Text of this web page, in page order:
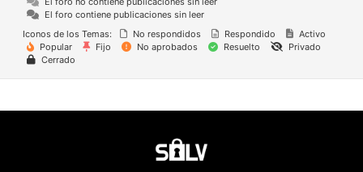
El foro contiene publicaciones sin leer
Iconos de los Temas:
No respondidos Respondido
Activo
Popular
Fijo No aprobados Resuelto
Privado
Cerrado